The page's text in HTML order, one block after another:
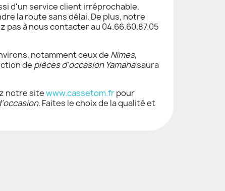
d'un service client irréprochable.
la route sans délai. De plus, notre
à nous contacter au 04.66.60.87.05
notamment ceux de Nîmes,
de pièces d'occasion Yamahasaura
notre sitewww.cassetom.frpour
. Faites le choix de la qualité et